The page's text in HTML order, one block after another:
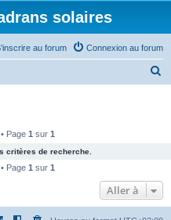
solaires
Connexion au forum
au forum
c
Page 1 sur 1
critères de recherche.
Page 1 sur 1
Aller à